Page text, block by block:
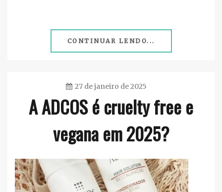
CONTINUAR LENDO...
27 de janeiro de 2025
Ester
Sena
Silva
A ADCOS é cruelty free e
vegana em 2025?
Pessoais
Listas